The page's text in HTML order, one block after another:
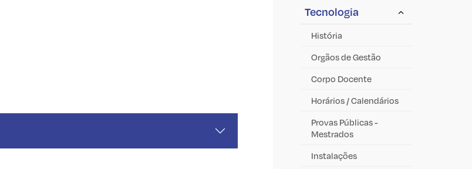
Tecnologia
História
Orgãos de Gestão
Corpo Docente
Horários / Calendários
Provas Públicas -
Mestrados
Instalações